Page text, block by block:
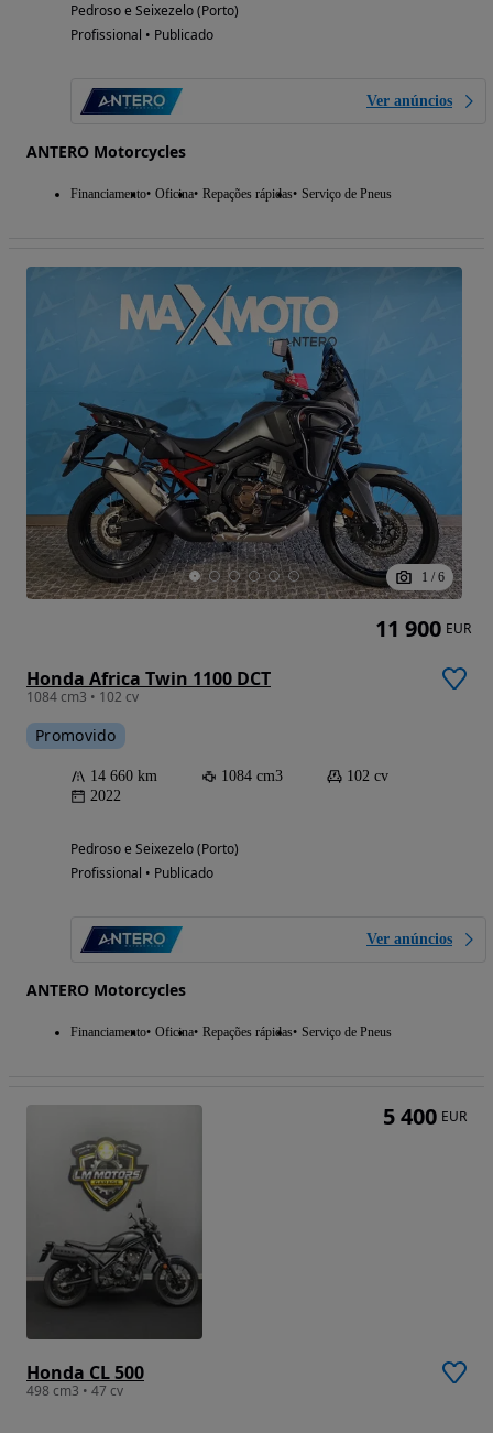
Pedroso e Seixezelo (Porto)
Profissional • Publicado
Ver anúncios
ANTERO Motorcycles
Financiamento Oficina Repações rápidas Serviço de Pneus
1 / 6
Honda Africa Twin 1100 DCT
1084 cm3 • 102 cv
Promovido
14 660 km 1084 cm3
102 cv
2022
Pedroso e Seixezelo (Porto)
Profissional • Publicado
Ver anúncios
ANTERO Motorcycles
Financiamento Oficina Repações rápidas Serviço de Pneus
11 900 EUR
Honda CL 500
498 cm3 • 47 cv
5 400 EUR